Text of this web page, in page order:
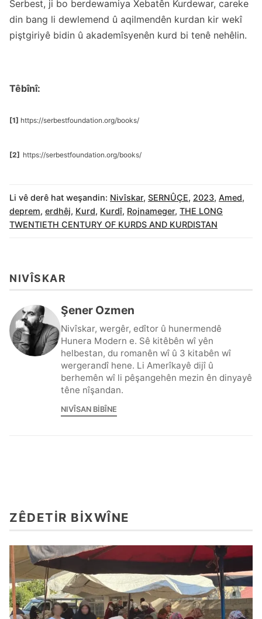
Serbest, ji bo berdewamiya Xebatên Kurdewar, careke
din bang li dewlemend û aqilmendên kurdan kir wekî
piştgiriyê bidin û akademîsyenên kurd bi tenê nehêlin.
Têbînî:
[1] https://serbestfoundation.org/books/
[2] https://serbestfoundation.org/books/
Li vê derê hat weşandin: Nivîskar, SERNÛÇE, 2023, Amed,
deprem, erdhêj, Kurd, Kurdî, Rojnameger, THE LONG
TWENTIETH CENTURY OF KURDS AND KURDISTAN
NIVÎSKAR
Şener Ozmen
Nivîskar, wergêr, edîtor û hunermendê
Hunera Modern e. Sê kitêbên wî yên
helbestan, du romanên wî û 3 kitabên wî
wergerandî hene. Li Amerîkayê dijî û
berhemên wî li pêşangehên mezin ên dinyayê
têne nîşandan.
NIVÎSAN BIBÎNE
ZÊDETIR BIXWÎNE